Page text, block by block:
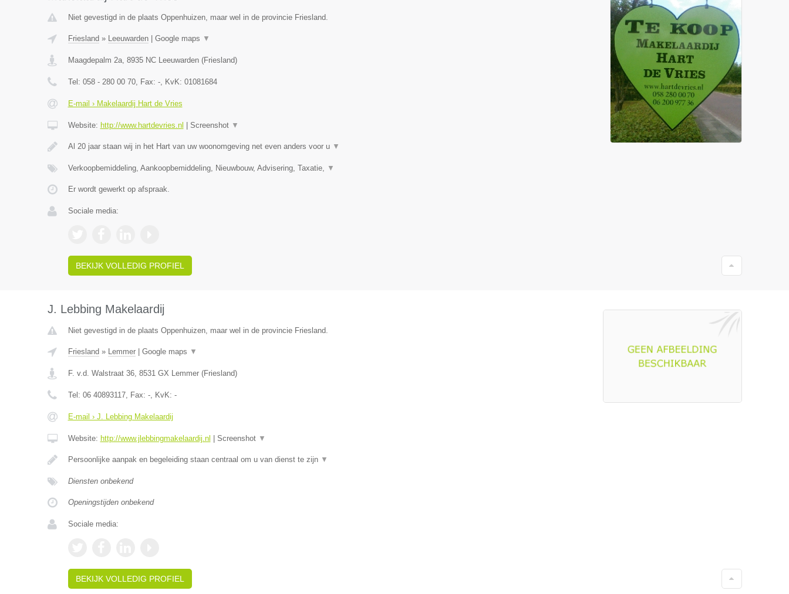
Niet gevestigd in de plaats Oppenhuizen, maar wel in de provincie Friesland.
Friesland » Leeuwarden| Google maps ▼
Maagdepalm 2a, 8935 NC Leeuwarden(Friesland)
Tel: 058 - 280 00 70, Fax: -, KvK: 01081684
E-mail › Makelaardij Hart de Vries
Website: http://www.hartdevries.nl Screenshot ▼
Al 20 jaar staan wij in het Hart van uw woonomgeving net even anders voor u ▼
Verkoopbemiddeling, Aankoopbemiddeling, Nieuwbouw, Advisering, Taxatie, ▼
Er wordt gewerkt op afspraak.
Sociale media:
BEKIJK VOLLEDIG PROFIEL
J. Lebbing Makelaardij
Niet gevestigd in de plaats Oppenhuizen, maar wel in de provincie Friesland.
Friesland » Lemmer| Google maps ▼
F. v.d. Walstraat 36, 8531 GX Lemmer(Friesland)
Tel: 06 40893117, Fax: -, KvK: -
E-mail › J. Lebbing Makelaardij
Website: http://www.jlebbingmakelaardij.nl Screenshot ▼
Persoonlijke aanpak en begeleiding staan centraal om u van dienst te zijn ▼
Diensten onbekend
Openingstijden onbekend
Sociale media:
BEKIJK VOLLEDIG PROFIEL